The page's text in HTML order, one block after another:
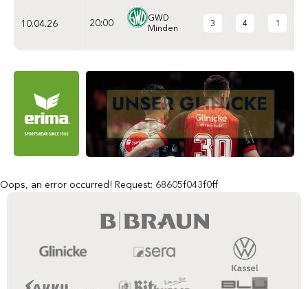
10.04.26 20:00
GWD
Minden
3 4 1
Oops, an error occurred! Request: 68605f043f0ff